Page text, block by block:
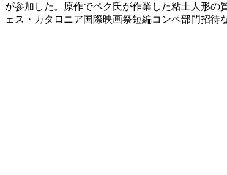
が参加した。原作でペク氏が作業した粘土人形
ェス・カタロニア国際映画祭短編コンペ部門招待